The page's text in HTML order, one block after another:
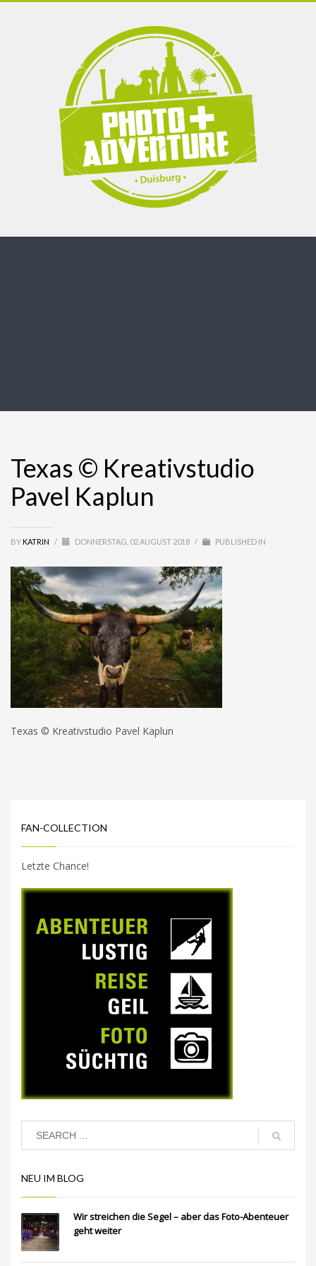
Texas © Kreativstudio
Pavel Kaplun
BY KATRIN / DONNERSTAG, 02 AUGUST 2018 / PUBLISHED IN
Texas © Kreativstudio Pavel Kaplun
FAN-COLLECTION
Letzte Chance!
NEU IM BLOG
Wir streichen die Segel – aber das Foto-Abenteuer
geht weiter